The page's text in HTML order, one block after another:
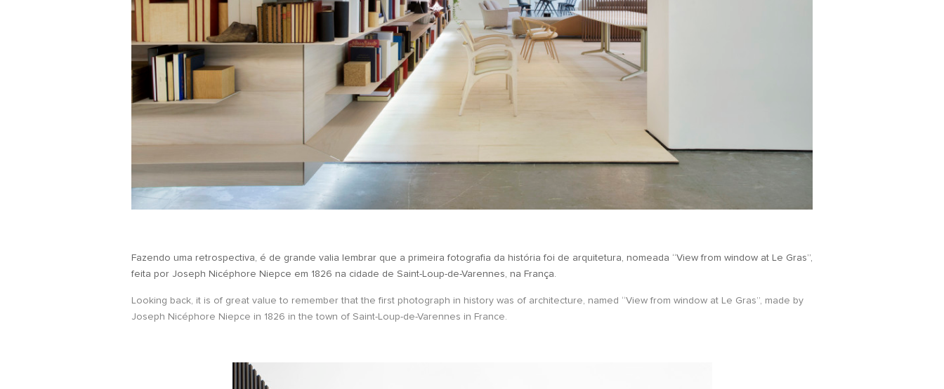
Fazendo uma retrospectiva, é de grande valia lembrar que a primeira fotografia da história foi de arquitetura, nomeada “View from window at Le Gras”,
feita por Joseph Nicéphore Niepce em 1826 na cidade de Saint-Loup-de-Varennes, na França.
Looking back, it is of great value to remember that the first photograph in history was of architecture, named “View from window at Le Gras”, made by
Joseph Nicéphore Niepce in 1826 in the town of Saint-Loup-de-Varennes in France.